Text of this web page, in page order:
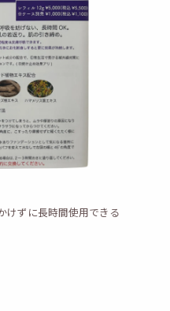
ずに長時間使用できる